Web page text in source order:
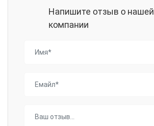
Напишите отзыв о нашей
компании